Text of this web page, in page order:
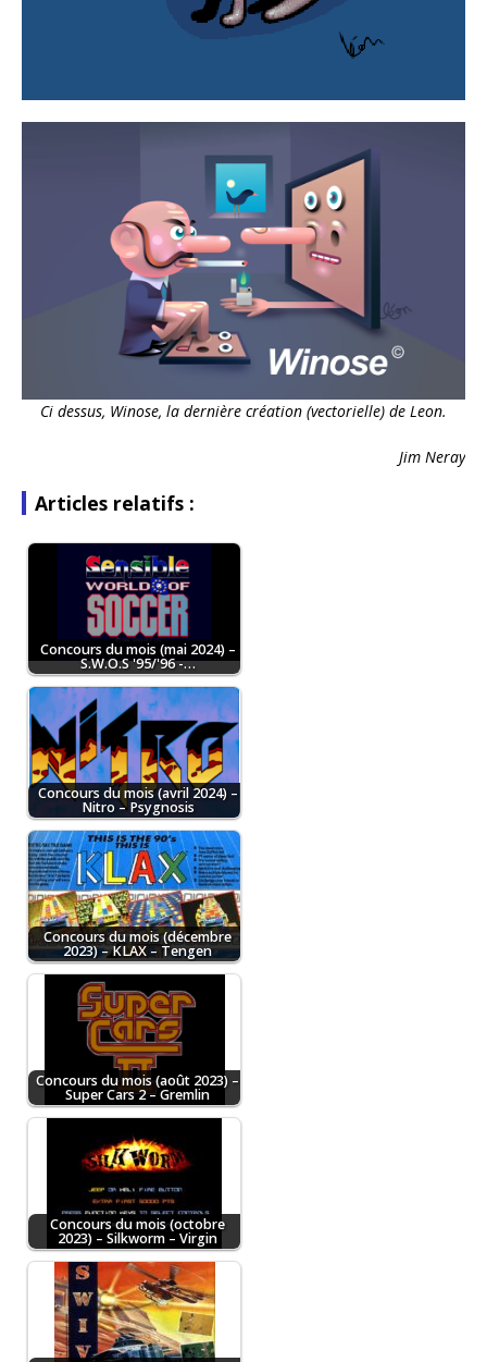
Ci dessus, Winose, la dernière création (vectorielle) de Leon.
Jim Neray
Articles relatifs :
Concours du mois (mai 2024) –
S.W.O.S '95/'96 -…
Concours du mois (avril 2024) –
Nitro – Psygnosis
Concours du mois (décembre
2023) – KLAX – Tengen
Concours du mois (août 2023) –
Super Cars 2 – Gremlin
Concours du mois (octobre
2023) – Silkworm – Virgin